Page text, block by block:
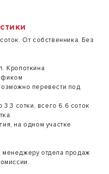
От собственника. Без
Кропоткина
перевести под
3.3 сотки, всего 6.6 соток
на одном участке
отдела продаж